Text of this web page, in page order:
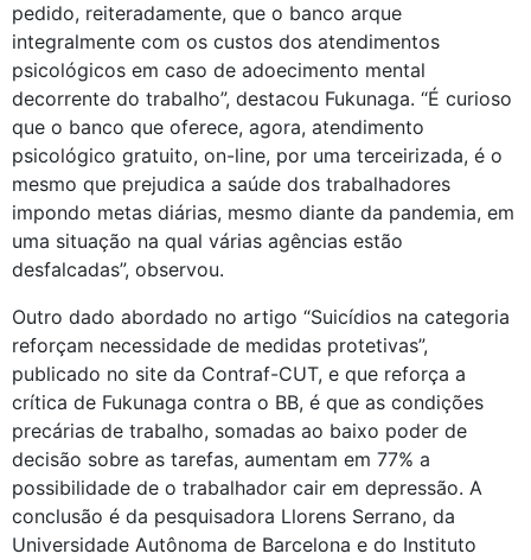
pedido, reiteradamente, que o banco arque
integralmente com os custos dos atendimentos
psicológicos em caso de adoecimento mental
decorrente do trabalho”, destacou Fukunaga. “É curioso
que o banco que oferece, agora, atendimento
psicológico gratuito, on-line, por uma terceirizada, é o
mesmo que prejudica a saúde dos trabalhadores
impondo metas diárias, mesmo diante da pandemia, em
uma situação na qual várias agências estão
desfalcadas”, observou.
Outro dado abordado no artigo “Suicídios na categoria
reforçam necessidade de medidas protetivas”,
publicado no site da Contraf-CUT, e que reforça a
crítica de Fukunaga contra o BB, é que as condições
precárias de trabalho, somadas ao baixo poder de
decisão sobre as tarefas, aumentam em 77% a
possibilidade de o trabalhador cair em depressão. A
conclusão é da pesquisadora Llorens Serrano, da
Universidade Autônoma de Barcelona e do Instituto